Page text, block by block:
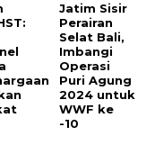
Jatim Sisir
Perairan
Selat Bali,
Imbangi
Operasi
Puri Agung
2024 untuk
WWF ke
-10